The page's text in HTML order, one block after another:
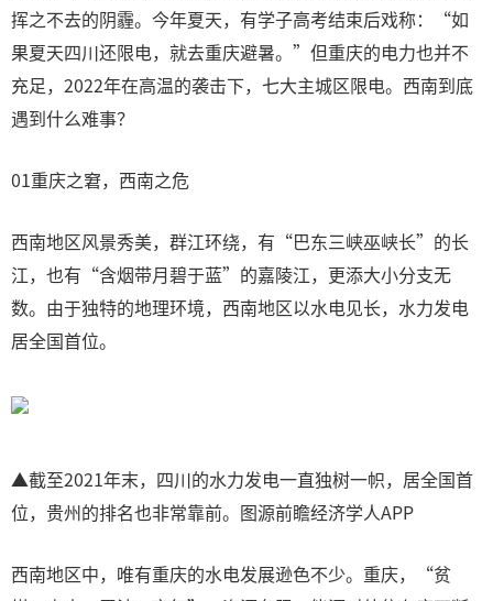
挥之不去的阴霾。今年夏天，有学子高考结束后戏称：“如
果夏天四川还限电，就去重庆避暑。”但重庆的电力也并不
充足，2022年在高温的袭击下，七大主城区限电。西南到底
遇到什么难事？
01重庆之窘，西南之危
西南地区风景秀美，群江环绕，有“巴东三峡巫峡长”的长
江，也有“含烟带月碧于蓝”的嘉陵江，更添大小分支无
数。由于独特的地理环境，西南地区以水电见长，水力发电
居全国首位。
▲截至2021年末，四川的水力发电一直独树一帜，居全国首
位，贵州的排名也非常靠前。图源前瞻经济学人APP
西南地区中，唯有重庆的水电发展逊色不少。重庆，“贫